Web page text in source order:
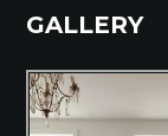
GALLERY